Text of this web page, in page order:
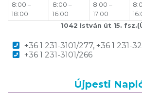
8:00 –
18:00
8:00 –
16:00
8:00 –
17:00
1042 István út 15.
+36 1 231-3101/277, +36 1 231-
+36 1 231-3101/266
Újpesti